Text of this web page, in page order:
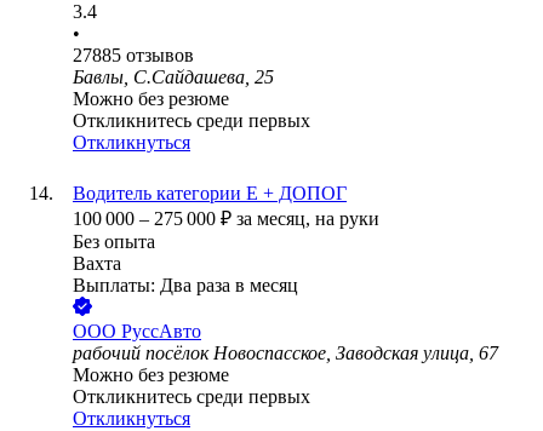
3.4
•
27885 отзывов
Бавлы, С.Сайдашева, 25
Можно без резюме
Откликнитесь среди первых
Откликнуться
Водитель категории Е + ДОПОГ
100 000 – 275 000 ₽ за месяц, на руки
Без опыта
Вахта
Выплаты: Два раза в месяц
ООО РуссАвто
рабочий посёлок Новоспасское, Заводская улица, 67
Можно без резюме
Откликнитесь среди первых
Откликнуться